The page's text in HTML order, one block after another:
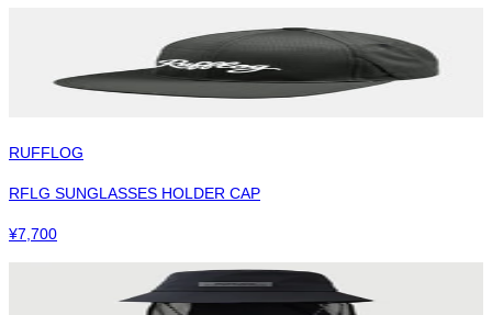
RUFFLOG
RFLG SUNGLASSES HOLDER CAP
¥7,700